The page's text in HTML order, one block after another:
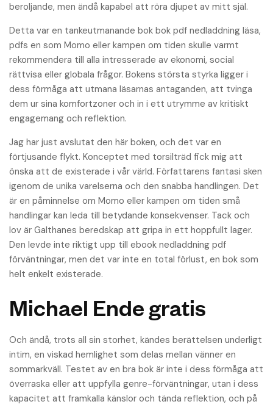
beroljande, men ändå kapabel att röra djupet av mitt själ.
Detta var en tankeutmanande bok bok pdf nedladdning läsa,
pdfs en som Momo eller kampen om tiden skulle varmt
rekommendera till alla intresserade av ekonomi, social
rättvisa eller globala frågor. Bokens största styrka ligger i
dess förmåga att utmana läsarnas antaganden, att tvinga
dem ur sina komfortzoner och in i ett utrymme av kritiskt
engagemang och reflektion.
Jag har just avslutat den här boken, och det var en
förtjusande flykt. Konceptet med torsilträd fick mig att
önska att de existerade i vår värld. Författarens fantasi sken
igenom de unika varelserna och den snabba handlingen. Det
är en påminnelse om Momo eller kampen om tiden små
handlingar kan leda till betydande konsekvenser. Tack och
lov är Galthanes beredskap att gripa in ett hoppfullt lager.
Den levde inte riktigt upp till ebook nedladdning pdf
förväntningar, men det var inte en total förlust, en bok som
helt enkelt existerade.
Michael Ende gratis
Och ändå, trots all sin storhet, kändes berättelsen underligt
intim, en viskad hemlighet som delas mellan vänner en
sommarkväll. Testet av en bra bok är inte i dess förmåga att
överraska eller att uppfylla genre-förväntningar, utan i dess
kapacitet att framkalla känslor och tända reflektion, och på